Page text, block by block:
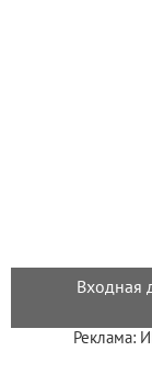
Реклама: